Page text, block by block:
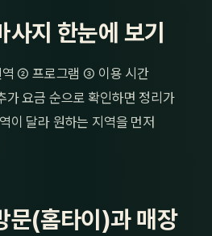
지 한눈에 보기
② 프로그램 ③ 이용 시간
가 요금 순으로 확인하면 정리가
이 달라 원하는 지역을 먼저
문(홈타이)과 매장